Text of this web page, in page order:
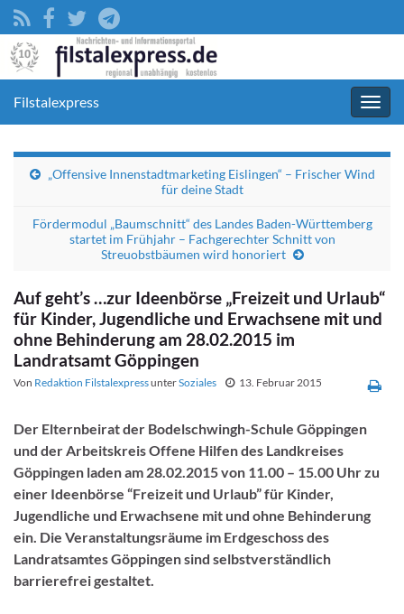
Filstalexpress
„Offensive Innenstadtmarketing Eislingen“ – Frischer Wind
für deine Stadt
Fördermodul „Baumschnitt“ des Landes Baden-Württemberg
startet im Frühjahr – Fachgerechter Schnitt von
Streuobstbäumen wird honoriert
Auf geht’s …zur Ideenbörse „Freizeit und Urlaub“
für Kinder, Jugendliche und Erwachsene mit und
ohne Behinderung am 28.02.2015 im
Landratsamt Göppingen
Von Redaktion FilstalexpressunterSoziales 13. Februar 2015
Der Elternbeirat der Bodelschwingh-Schule Göppingen
und der Arbeitskreis Offene Hilfen des Landkreises
Göppingen laden am 28.02.2015 von 11.00 – 15.00 Uhr zu
einer Ideenbörse “Freizeit und Urlaub” für Kinder,
Jugendliche und Erwachsene mit und ohne Behinderung
ein. Die Veranstaltungsräume im Erdgeschoss des
Landratsamtes Göppingen sind selbstverständlich
barrierefrei gestaltet.